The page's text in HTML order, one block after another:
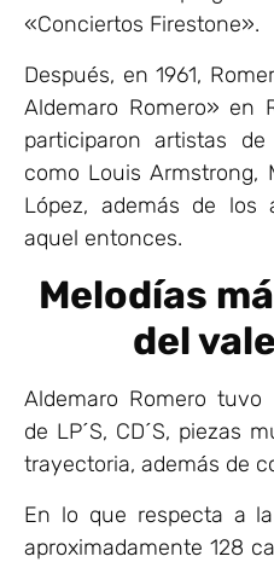
«Conciertos Firestone».
Después, en 1961,
Aldemaro Romero» en
participaron artistas
como Louis Armstrong,
López, además de los
aquel entonces.
Melodías
del
Aldemaro Romero
de LP´S, CD´S, piezas
trayectoria, además de
En lo que respecta a
aproximadamente 128